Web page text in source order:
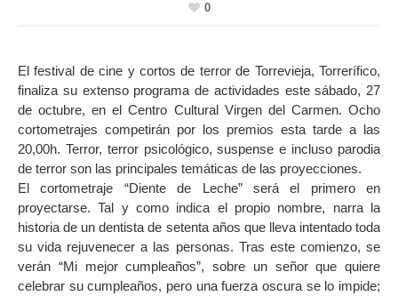
0
El festival de cine y cortos de terror de Torrevieja, Torrerífico,
finaliza su extenso programa de actividades este sábado, 27
de octubre, en el Centro Cultural Virgen del Carmen. Ocho
cortometrajes competirán por los premios esta tarde a las
20,00h. Terror, terror psicológico, suspense e incluso parodia
de terror son las principales temáticas de las proyecciones.
El cortometraje “Diente de Leche” será el primero en
proyectarse. Tal y como indica el propio nombre, narra la
historia de un dentista de setenta años que lleva intentado toda
su vida rejuvenecer a las personas. Tras este comienzo, se
verán “Mi mejor cumpleaños”, sobre un señor que quiere
celebrar su cumpleaños, pero una fuerza oscura se lo impide;